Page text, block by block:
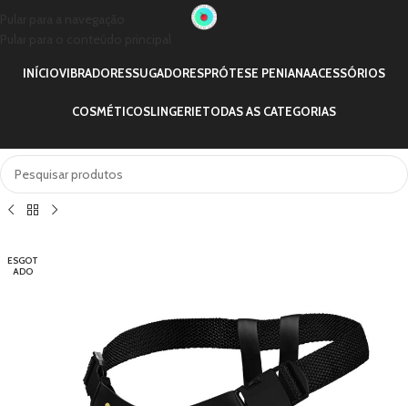
INÍCIOVIBRADORESSUGADORESPRÓTESE PENIANAACESSÓRIOS
COSMÉTICOSLINGERIETODAS AS CATEGORIAS
ESGOT
ADO